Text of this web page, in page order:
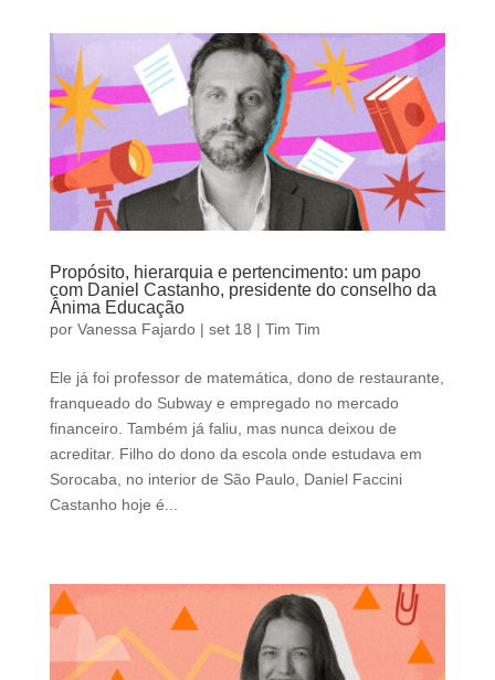
Propósito, hierarquia e pertencimento: um papo
com Daniel Castanho, presidente do conselho da
Ânima Educação
por Vanessa Fajardo| set 18 | Tim Tim
Ele já foi professor de matemática, dono de restaurante,
franqueado do Subway e empregado no mercado
financeiro. Também já faliu, mas nunca deixou de
acreditar. Filho do dono da escola onde estudava em
Sorocaba, no interior de São Paulo, Daniel Faccini
Castanho hoje é...